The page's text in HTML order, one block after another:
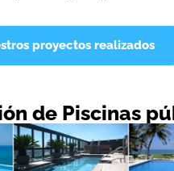
proyectos realizados
de Piscinas